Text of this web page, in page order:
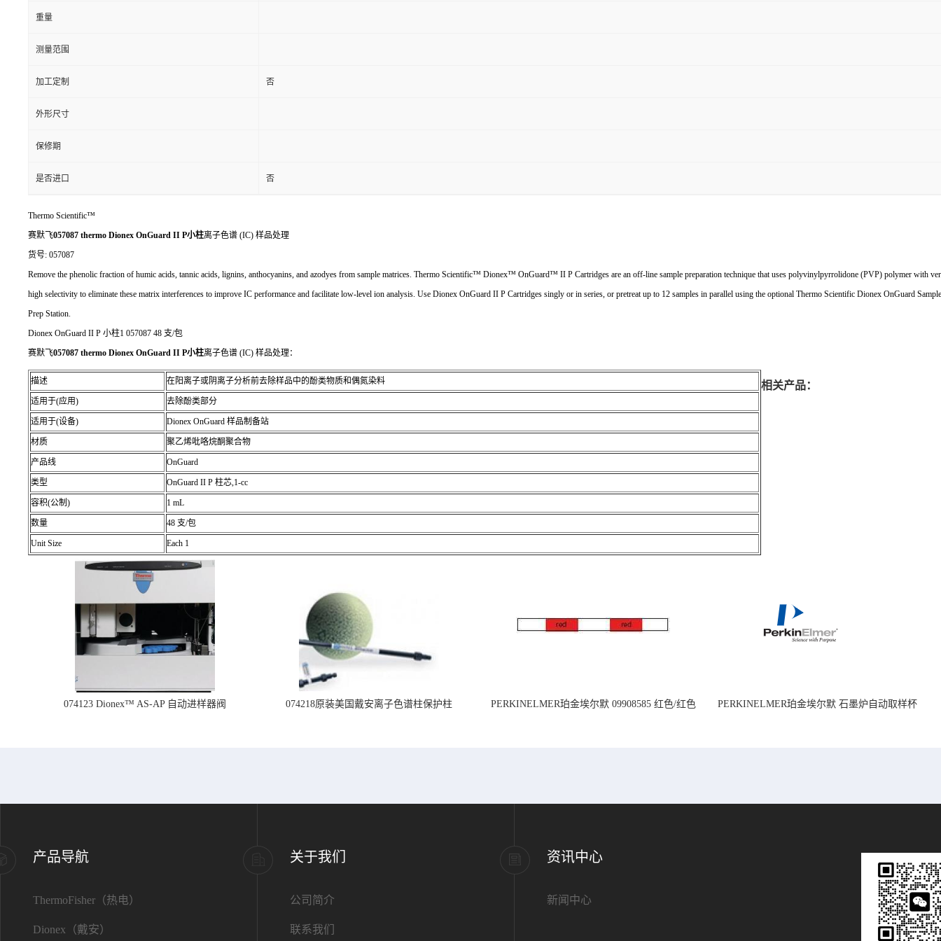
重量
测量范围
加工定制 否
外形尺寸
保修期
是否进口 否
Thermo Scientific™
赛默飞057087 thermo Dionex OnGuard II P小柱离子色谱 (IC) 样品处理
货号: 057087
Remove the phenolic fraction of humic acids, tannic acids, lignins, anthocyanins, and azodyes from sample matrices. Thermo Scientific™ Dionex™ OnGuard™ II P Cartridges are an off-line sample preparation technique that uses polyvinylpyrrolidone (PVP) polymer with
high selectivity to eliminate these matrix interferences to improve IC performance and facilitate low-level ion analysis. Use Dionex OnGuard II P Cartridges singly or in series, or pretreat up to 12 samples in parallel using the optional Thermo Scientific Dionex OnGuard Sample
Prep Station.
Dionex OnGuard II P 小柱1 057087 48 支/包
赛默飞057087 thermo Dionex OnGuard II P小柱离子色谱 (IC) 样品处理：
描述 在阳离子或阴离子分析前去除样品中的酚类物质和偶氮染料
适用于(应用) 去除酚类部分
适用于(设备) Dionex OnGuard 样品制备站
材质 聚乙烯吡咯烷酮聚合物
产品线 OnGuard
类型 OnGuard II P 柱芯,1-cc
容积(公制) 1 mL
数量 48 支/包
Unit Size Each 1
相关产品：
074123 Dionex™ AS-AP 自动进样器阀 074218原装美国戴安离子色谱柱保护柱
PERKINELMER珀金埃尔默 09908585 红色/红色
PERKINELMER珀金埃尔默 石墨炉自动取样杯
产品导航
ThermoFisher（热电）
Dionex（戴安）
关于我们
公司简介
联系我们
资讯中心
新闻中心